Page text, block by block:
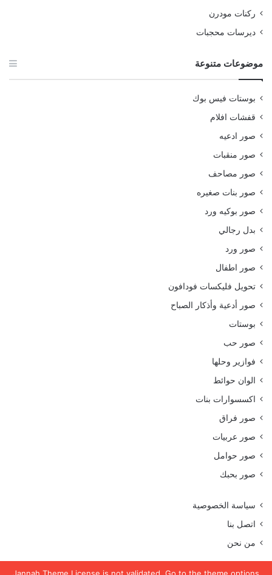
ركنات مودرن
ديرسات محجبات
موضوعات متنوعة
بوستات فيس بوك
قفشات افلام
صور ادعيه
صور منقبات
صور مصاحف
صور بنات صغيره
صور بوكيه ورد
بدل رجالي
صور ورد
صور اطفال
تحويل فليكسات فودافون
صور أدعية وأذكار الصباح
بوستات
صور حب
فوازير وحلها
الوان حوائط
اكسسوارات بنات
صور فراق
صور عربيات
صور حوامل
صور بحبك
سياسة الخصوصية
اتصل بنا
من نحن